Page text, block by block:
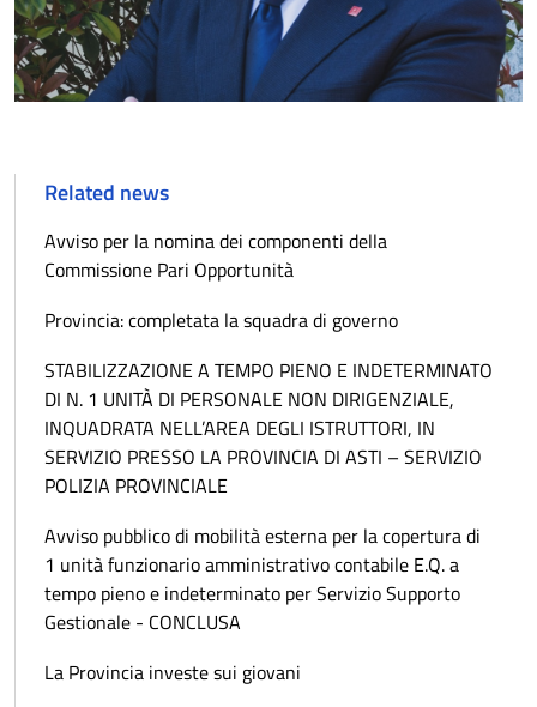
Related news
Avviso per la nomina dei componenti della
Commissione Pari Opportunità
Provincia: completata la squadra di governo
STABILIZZAZIONE A TEMPO PIENO E INDETERMINATO
DI N. 1 UNITÀ DI PERSONALE NON DIRIGENZIALE,
INQUADRATA NELL’AREA DEGLI ISTRUTTORI, IN
SERVIZIO PRESSO LA PROVINCIA DI ASTI – SERVIZIO
POLIZIA PROVINCIALE
Avviso pubblico di mobilità esterna per la copertura di
1 unità funzionario amministrativo contabile E.Q. a
tempo pieno e indeterminato per Servizio Supporto
Gestionale - CONCLUSA
La Provincia investe sui giovani